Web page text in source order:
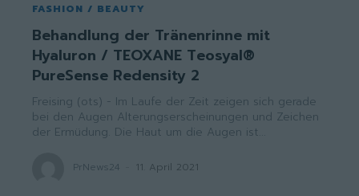
FASHION / BEAUTY
Behandlung der Tränenrinne mit
Hyaluron / TEOXANE Teosyal®
PureSense Redensity 2
Freising (ots) - Im Laufe der Zeit zeigen sich gerade
bei den Augen Alterungserscheinungen und Zeichen
der Ermüdung. Die Haut um die Augen ist...
PrNews24 11. April 2021